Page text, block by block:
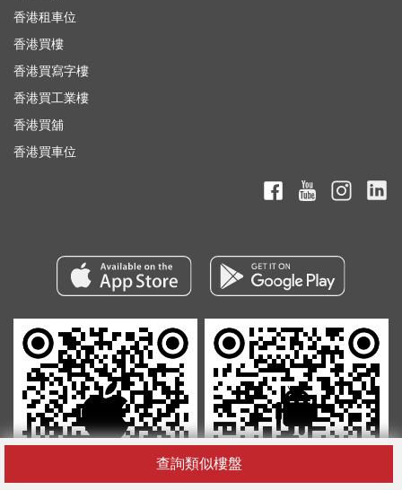
查詢類似樓盤
香港租車位
香港買樓
香港買寫字樓
香港買工業樓
香港買舖
香港買車位